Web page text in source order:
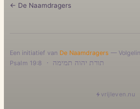
← De Naamdragers
Een initiatief van De Naamdragers —
תורת יהוה תמימה ·
Psalm 19:8
vrijleven.nu